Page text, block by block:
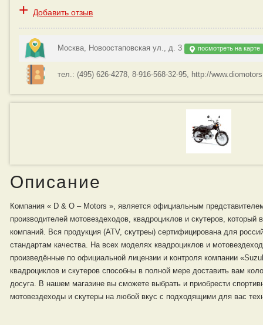
+Добавить отзыв
Москва, Новоостаповская ул., д. 3 посмотреть на карте
тел.: (495) 626-4278, 8-916-568-32-95, http://
Описание
Компания « D & O – Motors », является официальным
производителей мотовездеходов, квадроциклов и скутеров, который
компаний. Вся продукция (ATV, скутреы) сертифицирована для
стандартам качества. На всех моделях квадроциклов и
произведённые по официальной лицензии и контроля компании
квадроциклов и скутеров способны в полной мере доставить вам
досуга. В нашем магазине вы сможете выбрать и приобрести
мотовездеходы и скутеры на любой вкус с подходящими для вас